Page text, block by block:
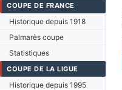
COUPE DE FRANCE
Historique depuis 1918
Palmarès coupe
Statistiques
COUPE DE LA LIGUE
Historique depuis 1995